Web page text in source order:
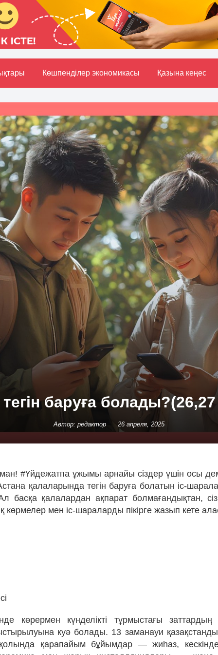
Көшпенділер экономикасы Қазына кеңес
баруға болады?(26,27
Автор: редактор 26 апреля, 2025
#Үйдежатпа ұжымы арнайы сіздер үшін осы
қалаларында тегін баруға болатын іс-
басқа қалалардан ақпарат болмағандықтан, сіз
көрмелер мен іс-шараларды пікірге жазып кете
көрермен күнделікті тұрмыстағы
куә болады. 13 заманауи
қарапайым бұйымдар — жиһаз,